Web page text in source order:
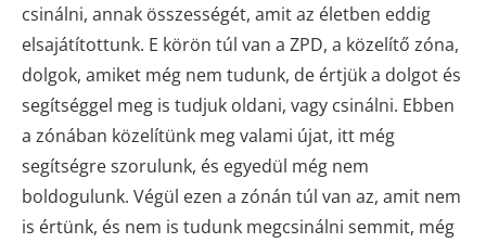
csinálni, annak összességét, amit az életben eddig
elsajátítottunk. E körön túl van a ZPD, a közelítő zóna,
dolgok, amiket még nem tudunk, de értjük a dolgot és
segítséggel meg is tudjuk oldani, vagy csinálni. Ebben
a zónában közelítünk meg valami újat, itt még
segítségre szorulunk, és egyedül még nem
boldogulunk. Végül ezen a zónán túl van az, amit nem
is értünk, és nem is tudunk megcsinálni semmit, még